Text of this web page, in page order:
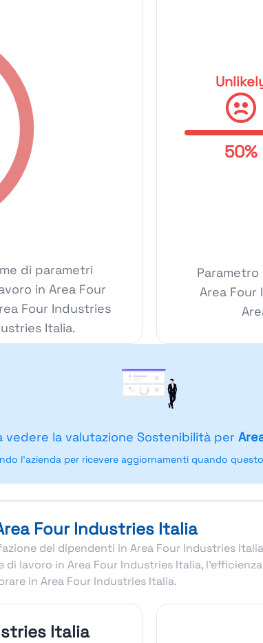
di parametri
in Area Four
Four Industries
Italia.
50%
Area Four
vedere la valutazione Sostenibilità per
l'azienda per ricevere aggiornamenti quando
Four Industries Italia
dei dipendenti in Area Four Industries
lavoro in Area Four Industries Italia,
in Area Four Industries Italia.
Italia